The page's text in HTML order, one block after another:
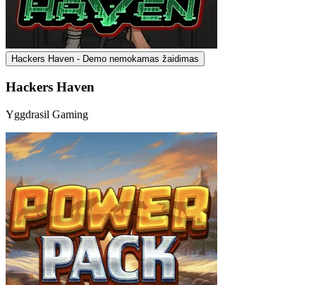
Hackers Haven - Demo nemokamas žaidimas
Hackers Haven
Yggdrasil Gaming